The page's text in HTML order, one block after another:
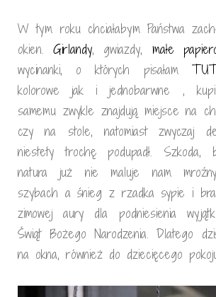
W tym roku chciałabym Państwa
okien. Girlandy, gwiazdy, małe
wycinanki, o których pisałam
kolorowe jak i jednobarwne ,
samemu zwykle znajdują miejsce na
czy na stole, natomiast zwyczaj
niestety trochę podupadł. Szkoda,
natura już nie maluje nam
szybach a śnieg z rzadka sypie i
zimowej aury dla podniesienia
Świąt Bożego Narodzenia. Dlatego
na okna, również do dziecięcego